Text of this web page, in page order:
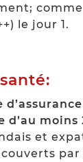
comme
le jour 1.
d’au moins
et
par